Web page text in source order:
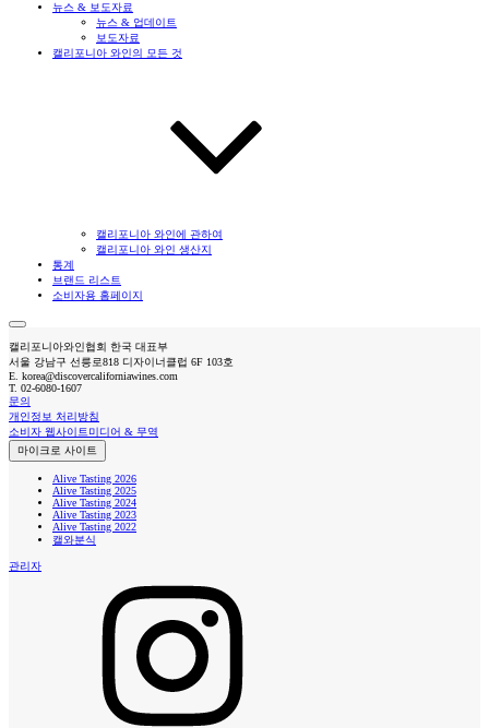
뉴스 & 보도자료
뉴스 & 업데이트
보도자료
캘리포니아 와인의 모든 것
캘리포니아 와인에 관하여
캘리포니아 와인 생산지
통계
브랜드 리스트
소비자용 홈페이지
캘리포니아와인협회 한국 대표부
서울 강남구 선릉로818 디자이너클럽 6F 103호
E. korea@discovercaliforniawines.com
T. 02-6080-1607
문의
개인정보 처리방침
소비자 웹사이트미디어 & 무역
마이크로 사이트
Alive Tasting 2026
Alive Tasting 2025
Alive Tasting 2024
Alive Tasting 2023
Alive Tasting 2022
캘와분식
관리자